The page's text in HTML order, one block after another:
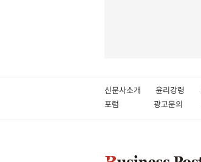
신문사소개 윤리강령
포럼
광고문의